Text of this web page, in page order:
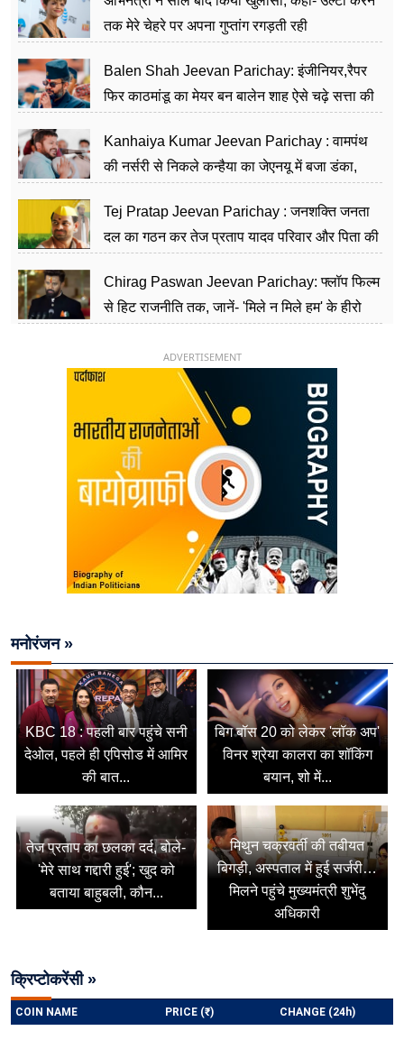
तक मेरे चेहरे पर अपना गुप्तांग रगड़ती रही
Balen Shah Jeevan Parichay: इंजीनियर,रैपर
फिर काठमांडू का मेयर बन बालेन शाह ऐसे चढ़े सत्ता की
Kanhaiya Kumar Jeevan Parichay : वामपंथ
की नर्सरी से निकले कन्हैया का जेएनयू में बजा डंका,
Tej Pratap Jeevan Parichay : जनशक्ति जनता
दल का गठन कर तेज प्रताप यादव परिवार और पिता की
Chirag Paswan Jeevan Parichay: फ्लॉप फिल्म
से हिट राजनीति तक, जानें- 'मिले न मिले हम' के हीरो
ADVERTISEMENT
मनोरंजन »
KBC 18 : पहली बार पहुंचे सनी
देओल, पहले ही एपिसोड में आमिर
की बात...
बिग बॉस 20 को लेकर 'लॉक अप'
विनर श्रेया कालरा का शॉकिंग
बयान, शो में...
तेज प्रताप का छलका दर्द, बोले-
'मेरे साथ गद्दारी हुई'; खुद को
बताया बाहुबली, कौन...
मिथुन चक्रवर्ती की तबीयत
बिगड़ी, अस्पताल में हुई सर्जरी…
मिलने पहुंचे मुख्यमंत्री शुभेंदु
अधिकारी
क्रिप्टोकरेंसी »